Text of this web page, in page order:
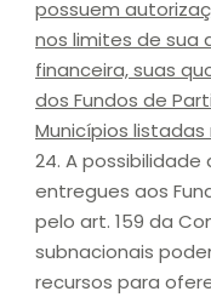
possuem
nos limites de sua
financeira, suas
dos Fundos de
Municípios
24. A
entregues aos
pelo art. 159 da
subnacionais
recursos para